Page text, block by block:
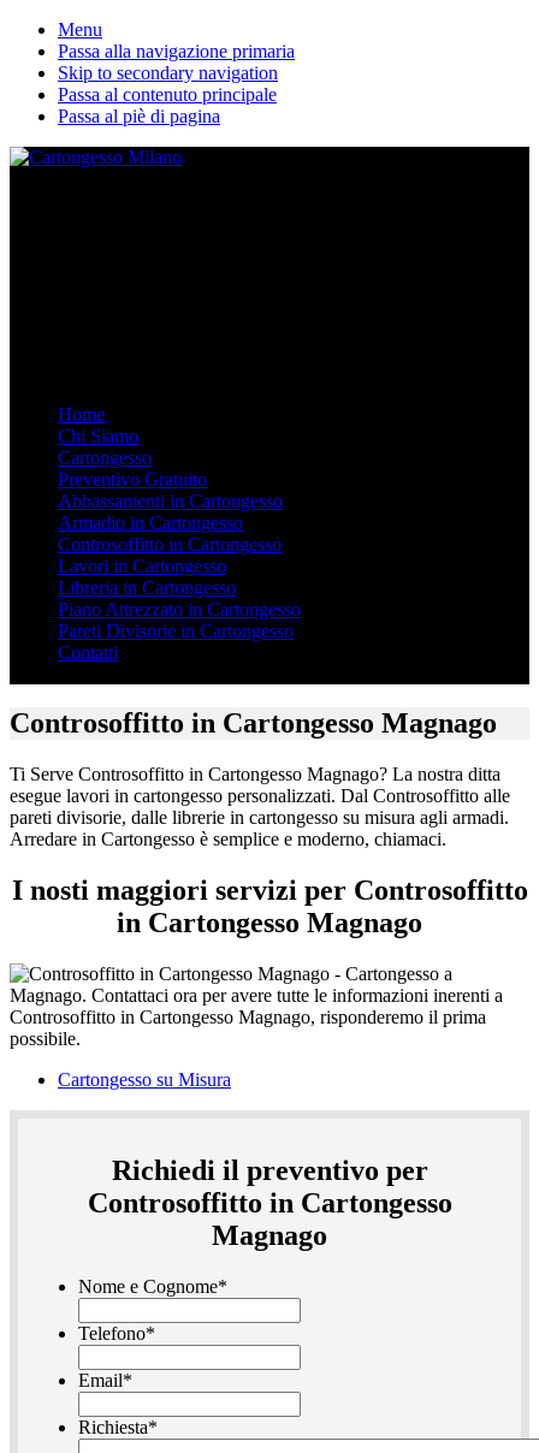
Menu
Passa alla navigazione primaria
Skip to secondary navigation
Passa al contenuto principale
Passa al piè di pagina
Home
Chi Siamo
Cartongesso
Preventivo Gratuito
Abbassamenti in Cartongesso
Armadio in Cartongesso
Controsoffitto in Cartongesso
Lavori in Cartongesso
Libreria in Cartongesso
Piano Attrezzato in Cartongesso
Pareti Divisorie in Cartongesso
Contatti
Controsoffitto in Cartongesso Magnago
Ti Serve Controsoffitto in Cartongesso Magnago? La nostra ditta
esegue lavori in cartongesso personalizzati. Dal Controsoffitto alle
pareti divisorie, dalle librerie in cartongesso su misura agli armadi.
Arredare in Cartongesso è semplice e moderno, chiamaci.
I nosti maggiori servizi per Controsoffitto
in Cartongesso Magnago
Cartongesso su Misura
Richiedi il preventivo per
Controsoffitto in Cartongesso
Magnago
Nome e Cognome*
Telefono*
Email*
Richiesta*